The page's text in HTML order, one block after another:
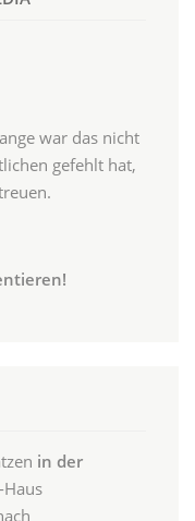
war das nicht
gefehlt hat,
in der